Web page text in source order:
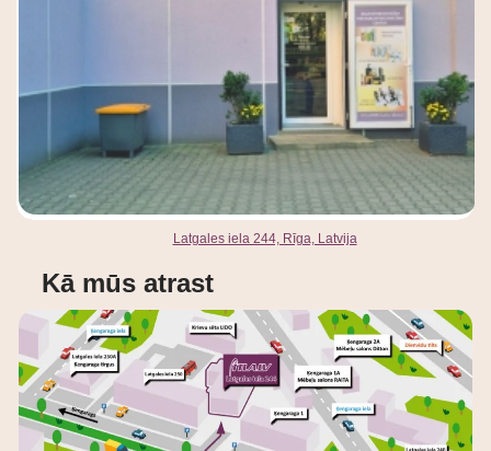
Latgales iela 244, Rīga, Latvija
Kā mūs atrast